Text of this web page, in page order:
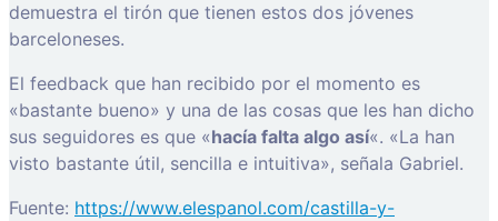
demuestra el tirón que tienen estos dos jóvenes
barceloneses.
El feedback que han recibido por el momento es
«bastante bueno» y una de las cosas que les han dicho
sus seguidores es que «hacía falta algo así«. «La han
visto bastante útil, sencilla e intuitiva», señala Gabriel.
Fuente: https://www.elespanol.com/castilla-y-